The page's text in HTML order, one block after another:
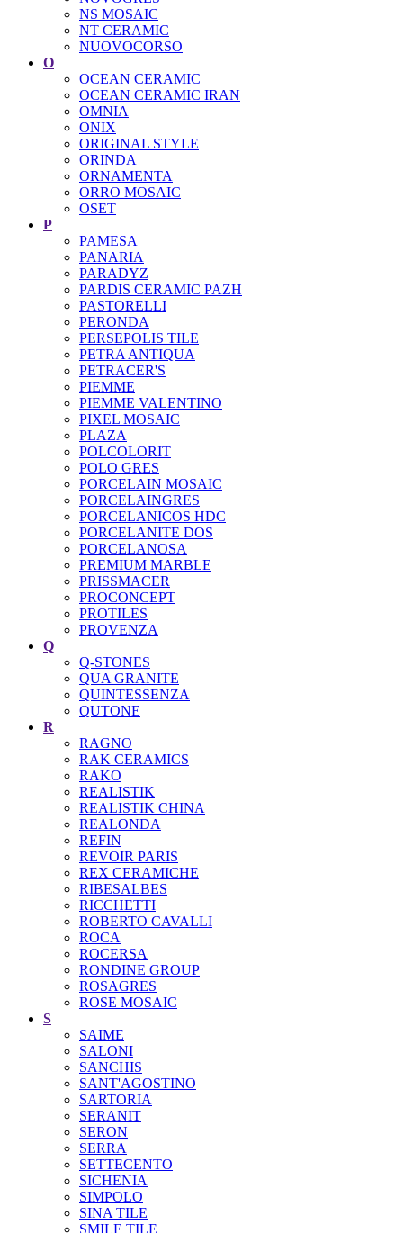
NS MOSAIC
NT CERAMIC
NUOVOCORSO
O
OCEAN CERAMIC
OCEAN CERAMIC IRAN
OMNIA
ONIX
ORIGINAL STYLE
ORINDA
ORNAMENTA
ORRO MOSAIC
OSET
P
PAMESA
PANARIA
PARADYZ
PARDIS CERAMIC PAZH
PASTORELLI
PERONDA
PERSEPOLIS TILE
PETRA ANTIQUA
PETRACER'S
PIEMME
PIEMME VALENTINO
PIXEL MOSAIC
PLAZA
POLCOLORIT
POLO GRES
PORCELAIN MOSAIC
PORCELAINGRES
PORCELANICOS HDC
PORCELANITE DOS
PORCELANOSA
PREMIUM MARBLE
PRISSMACER
PROCONCEPT
PROTILES
PROVENZA
Q
Q-STONES
QUA GRANITE
QUINTESSENZA
QUTONE
R
RAGNO
RAK CERAMICS
RAKO
REALISTIK
REALISTIK CHINA
REALONDA
REFIN
REVOIR PARIS
REX CERAMICHE
RIBESALBES
RICCHETTI
ROBERTO CAVALLI
ROCA
ROCERSA
RONDINE GROUP
ROSAGRES
ROSE MOSAIC
S
SAIME
SALONI
SANCHIS
SANT'AGOSTINO
SARTORIA
SERANIT
SERON
SERRA
SETTECENTO
SICHENIA
SIMPOLO
SINA TILE
SMILE TILE